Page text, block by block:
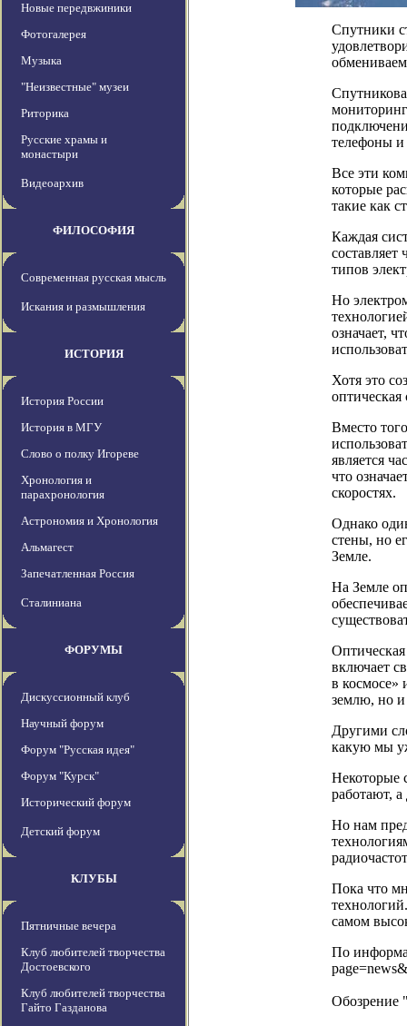
Новые передвжиники
Фотогалерея
Музыка
"Неизвестные" музеи
Риторика
Русские храмы и
монастыри
Видеоархив
ФИЛОСОФИЯ
Современная русская мысль
Искания и размышления
ИСТОРИЯ
История России
История в МГУ
Слово о полку Игореве
Хронология и
парахронология
Астрономия и Хронология
Альмагест
Запечатленная Россия
Сталиниана
ФОРУМЫ
Дискуссионный клуб
Научный форум
Форум "Русская идея"
Форум "Курск"
Исторический форум
Детский форум
КЛУБЫ
Пятничные вечера
Клуб любителей творчества
Достоевского
Клуб любителей творчества
Гайто Газданова
Спутники
телефоны
Все эти
которые
такие как
Каждая
составляет
типов
Но
означает,
Хотя это
оптическая
Вместо
является
что
скоростях.
Однако
стены, но
Земле.
На Земле
включает
в космосе»
землю, но и
Другими
какую мы
Некоторые
работают,
Но нам
Пока что
самом
По
Обозрение